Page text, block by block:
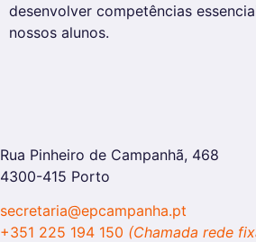
desenvolver competências
nossos alunos.
Rua Pinheiro de Campanhã, 468
4300-415 Porto
secretaria@epcampanha.pt
+351 225 194 150 (Chamada rede